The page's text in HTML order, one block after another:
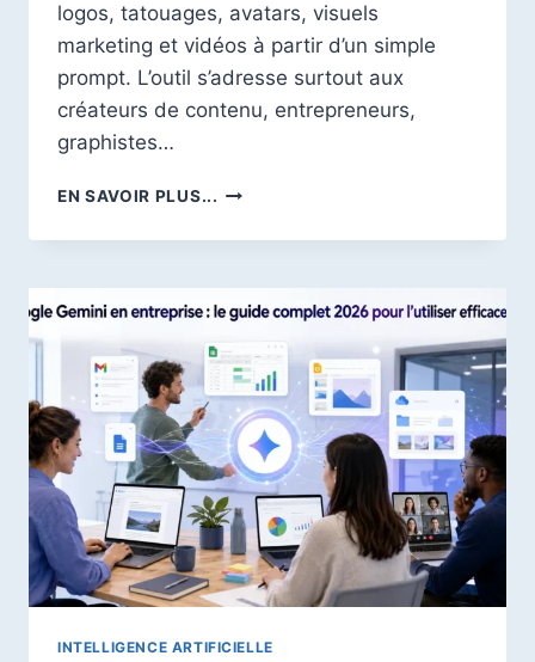
logos, tatouages, avatars, visuels
marketing et vidéos à partir d’un simple
prompt. L’outil s’adresse surtout aux
créateurs de contenu, entrepreneurs,
graphistes…
EN SAVOIR PLUS... DAVINCI
AVIS
:
PRIX,
LIMITES
ET
MEILLEURES
ALTERNATIVES
INTELLIGENCE ARTIFICIELLE